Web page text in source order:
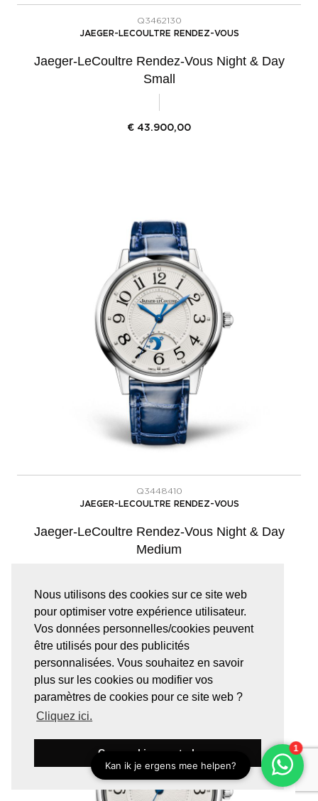
Nous utilisons des cookies sur ce site web
pour optimiser votre expérience utilisateur.
Vos données personnelles/cookies peuvent
être utilisés pour des publicités
personnalisées. Vous souhaitez en savoir
plus sur les cookies ou modifier vos
paramètres de cookies pour ce site web ?
Cliquez ici.
Ces cookies sont ok
Q3462130
JAEGER-LECOULTRE RENDEZ-VOUS
Jaeger-LeCoultre Rendez-Vous Night & Day
Small
€ 43.900,00
Q3448410
JAEGER-LECOULTRE RENDEZ-VOUS
Jaeger-LeCoultre Rendez-Vous Night & Day
Medium
€ 13.000,00